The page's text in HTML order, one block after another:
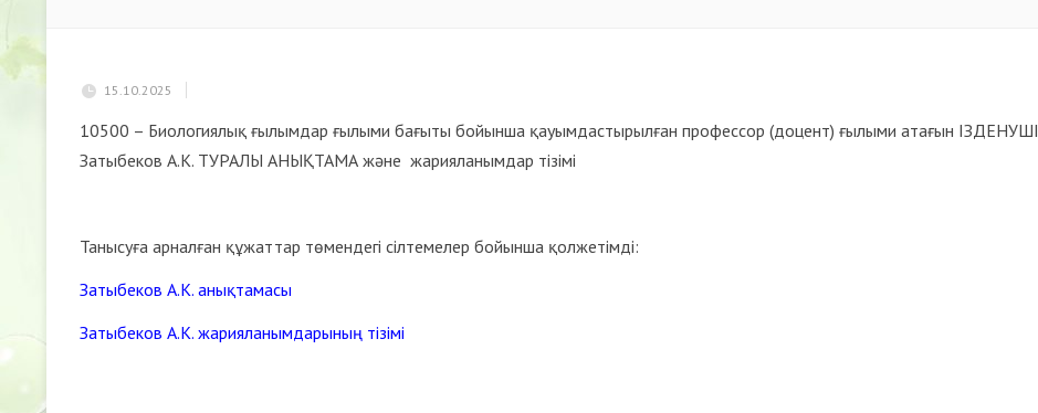
15.10.2025
10500 – Биологиялық ғылымдар ғылыми бағыты бойынша қауымдастырылған профессор (доцент) ғылыми атағын ІЗДЕНУШІ
Затыбеков А.К. ТУРАЛЫ АНЫҚТАМА және жарияланымдар тізімі
Танысуға арналған құжаттар төмендегі сілтемелер бойынша қолжетімді:
Затыбеков А.К. анықтамасы
Затыбеков А.К. жарияланымдарының тізімі